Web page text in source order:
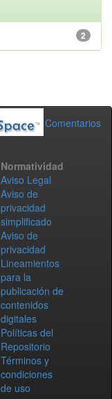
2
Comentarios
Normatividad
Aviso Legal
Aviso de
privacidad
simplificado
Aviso de
privacidad
Lineamientos
para la
publicación de
contenidos
digitales
Políticas del
Repositorio
Términos y
condiciones
de uso